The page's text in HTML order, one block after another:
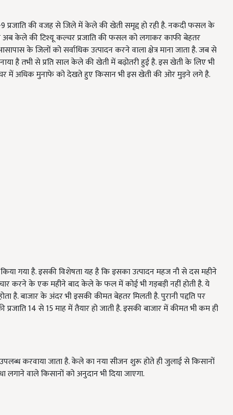
प्रजाति की वजह से जिले में केले की खेती समृद्द हो रही है. नकदी फसल के
केले की टिश्यू कल्चर प्रजाति की फसल को लगाकर काफी बेहतर
के जिलों को सर्वाधिक उत्पादन करने वाला क्षेत्र माना जाता है. जब से
है तभी से प्रति साल केले की खेती में बढ़ोतरी हुई है. इस खेती के लिए भी
में अधिक मुनाफे को देखते हुए किसान भी इस खेती की ओर मुड़ने लगे है.
गया है. इसकी विशेषता यह है कि इसका उत्पादन महज नौ से दस महीने
करने के एक महीने बाद केले के फल में कोई भी गड़बड़ी नहीं होती है. ये
है. बाजार के अंदर भी इसकी कीमत बेहतर मिलती है. पुरानी पद्दति पर
14 से 15 माह में तैयार हो जाती है. इसकी बाजार में कीमत भी कम ही
करवाया जाता है. केले का नया सीजन शुरू होते ही जुलाई से किसानों
लगाने वाले किसानों को अनुदान भी दिया जाएगा.